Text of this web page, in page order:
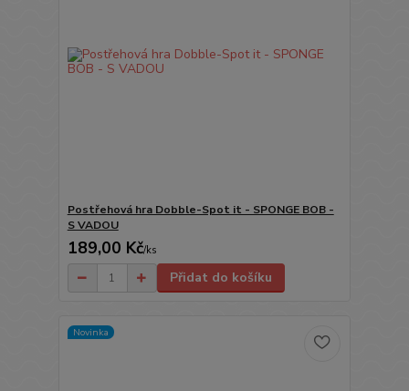
Postřehová hra Dobble-Spot it - SPONGE BOB -
S VADOU
189,00 Kč/ks
Přidat do košíku
Novinka